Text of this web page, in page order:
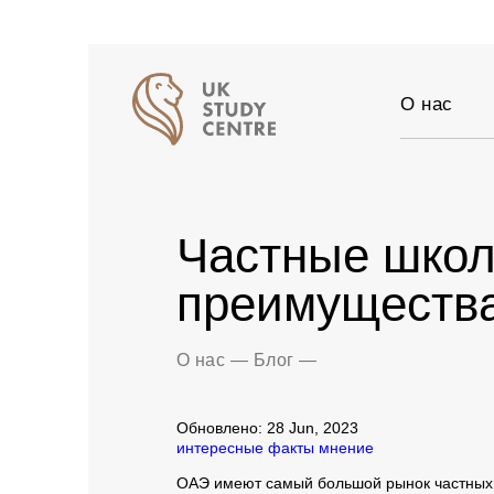
О нас
Вакансии
Блог
Частные
О нас — Блог —
Обновлено: 28 Jun, 2023
интересные факты мнение
ОАЭ имеют самый большой рынок